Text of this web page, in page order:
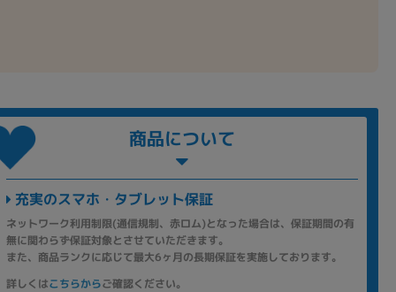
商品について
充実のスマホ・タブレット保証
ネットワーク利用制限(通信規制、赤ロム)となった場合は、保証期間の有
無に関わらず保証対象とさせていただきます。
また、商品ランクに応じて最大6ヶ月の長期保証を実施しております。
詳しくはこちらからご確認ください。